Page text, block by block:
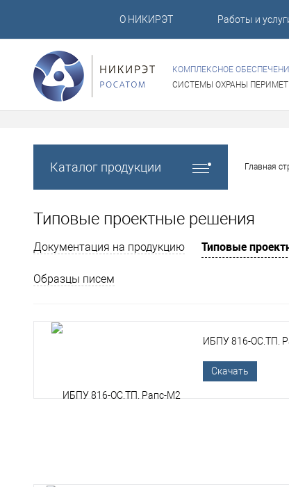
О НИКИРЭТ Работы и
КОМПЛЕКСНОЕ
СИСТЕМЫ ОХРАНЫ
Каталог продукции Главная
Типовые проектные решения
Документация на продукцию Типовые
Образцы писем
ИБПУ 816-ОС.ТП.
Скачать